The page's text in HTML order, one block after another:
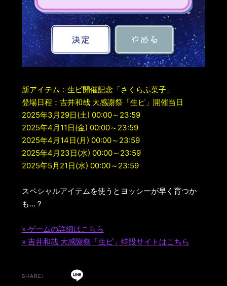
新アイテム：生ピ開催記念「さくらふ菓子」
登場日程：吉井和哉 大感謝祭「生ピ」開催当日
2025年3月29日(土) 00:00～23:59
2025年4月11日(金) 00:00～23:59
2025年4月14日(月) 00:00～23:59
2025年4月23日(水) 00:00～23:59
2025年5月21日(水) 00:00～23:59
スペシャルアイテムを使うとヨッシーが早く育つか
も…？
» ゲームの詳細はこちら
» 吉井和哉 大感謝祭「生ピ」特設サイトはこちら